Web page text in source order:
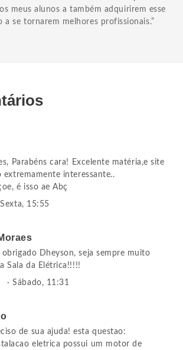
meus alunos a também adquirirem esse
a se tornarem melhores profissionais.”
Parabéns cara! Excelente matéria,e site
interessante..
é isso ae Abç
Sexta, 15:55
Dheyson, seja sempre muito
Sala da Elétrica!!!!!
· Sábado, 11:31
de sua ajuda! esta questao:
eletrica possui um motor de